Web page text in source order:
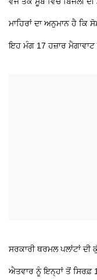
ਮਾਹਿਰਾਂ ਦਾ ਅਨੁਮਾਨ ਹੈ ਕਿ
ਇਹ ਮੰਗ 17 ਹਜ਼ਾਰ
ਸਰਕਾਰੀ ਥਰਮਲ ਪਲਾਂਟਾਂ ਦੀ
ਐਤਵਾਰ ਨੂੰ ਇਨ੍ਹਾਂ ਤੋਂ ਸਿਰਫ਼